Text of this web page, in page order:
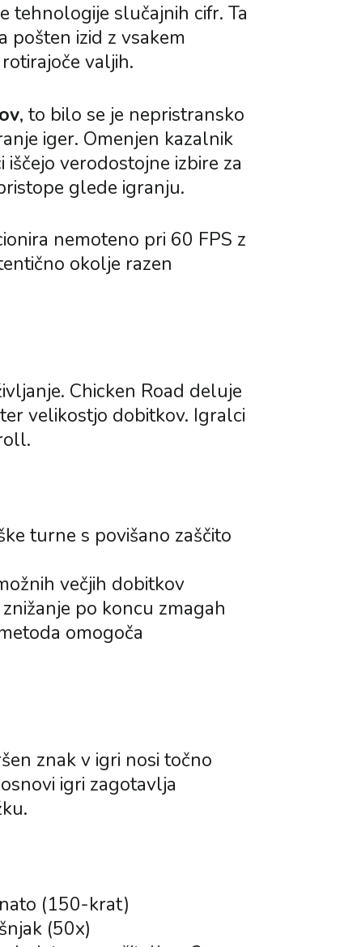
tehnologije slučajnih cifr. Ta
pošten izid z vsakem
valjih.
, to bilo se je nepristransko
iger. Omenjen kazalnik
verodostojne izbire za
glede igranju.
nemoteno pri 60 FPS z
okolje razen
Chicken Road deluje
velikostjo dobitkov. Igralci
turne s povišano zaščito
večjih dobitkov
po koncu zmagah
omogoča
znak v igri nosi točno
igri zagotavlja
(150-krat)
(50x)